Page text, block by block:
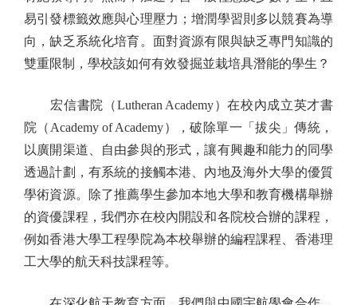
易引發標籤效應與心理壓力；增潤學習則多以競賽為導
向，缺乏系統化培育。面對資源有限與缺乏專門知識的
雙重限制，學校該如何有效發掘並栽培具潛能的學生？
宏信書院（Lutheran Academy）在校內成立英才書
院（Academy of Academy），破除單一「拔尖」傳統，
以廣開渠道、自由參與的形式，讓有興趣和能力的同學
透過計劃，有系統的接觸本港、內地及海外大學的優質
學術資源。除了推薦學生參加本地大學和教育機構舉辦
的資優課程，我們亦在校內開設和各院校合辦的課程，
例如香港大學工程學院為本校舉辦的編程課程、香港理
工大學的航天科技課程等。